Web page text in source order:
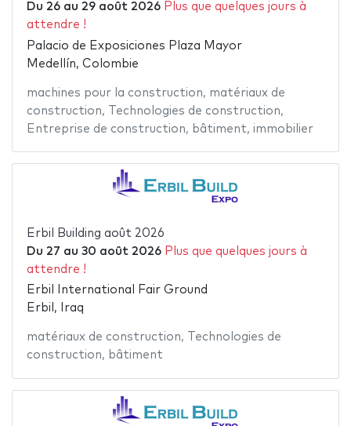
Du 26au 29 août 2026 Plus que quelques jours à
attendre !
Palacio de Exposiciones Plaza Mayor
Medellín, Colombie
machines pour la construction, matériaux de
construction, Technologies de construction,
Entreprise de construction, bâtiment, immobilier
Erbil Building août 2026
Du 27 au 30 août 2026 Plus que quelques jours à
attendre !
Erbil International Fair Ground
Erbil, Iraq
matériaux de construction,
Technologies de
construction, bâtiment